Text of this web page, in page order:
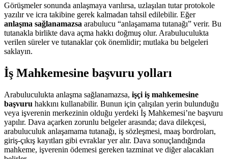
Görüşmeler sonunda anlaşmaya varılırsa, uzlaşılan tutar protokole
yazılır ve icra takibine gerek kalmadan tahsil edilebilir. Eğer
anlaşma sağlanamazsa arabulucu “anlaşamama tutanağı” verir. Bu
tutanakla birlikte dava açma hakkı doğmuş olur. Arabuluculukta
verilen süreler ve tutanaklar çok önemlidir; mutlaka bu belgeleri
saklayın.
İş Mahkemesine başvuru yolları
Arabuluculukta anlaşma sağlanamazsa, işçi iş mahkemesine
başvuru hakkını kullanabilir. Bunun için çalışılan yerin bulunduğu
veya işverenin merkezinin olduğu yerdeki İş Mahkemesi’ne başvuru
yapılır. Dava açarken zorunlu belgeler arasında; dava dilekçesi,
arabuluculuk anlaşamama tutanağı, iş sözleşmesi, maaş bordroları,
giriş-çıkış kayıtları gibi evraklar yer alır. Dava sonuçlandığında
mahkeme, işverenin ödemesi gereken tazminat ve diğer alacakları